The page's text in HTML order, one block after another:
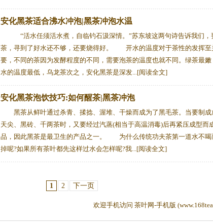
安化黑茶适合沸水冲泡|黑茶冲泡水温
“活水任须活水煮，自临钓石汲深情。”苏东坡这两句诗告诉我们，
茶，寻到了好水还不够，还要烧得好。 开水的温度对于茶性的发挥至
要，不同的茶因为发酵程度的不同，需要泡茶的温度也就不同。绿茶最嫩
水的温度最低，乌龙茶次之，安化黑茶是深发...[阅读全文]
安化黑茶泡饮技巧:如何醒茶|黑茶冲泡
黑茶从鲜叶通过杀青、揉捻、渥堆、干燥而成为了黑毛茶。当要制成
天尖、黑砖、千两茶时，又要经过汽蒸(相当于高温消毒)后再紧压成型而
品，因此黑茶是最卫生的产品之一。 为什么传统功夫茶第一道水不喝
掉呢?如果所有茶叶都先这样过水会怎样呢?我...[阅读全文]
1 2 下一页
欢迎手机访问 茶叶网-手机版